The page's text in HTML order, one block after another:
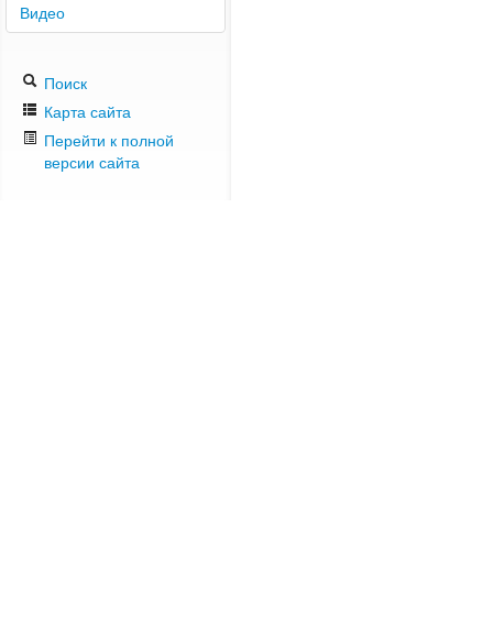
Видео
Поиск
Карта сайта
Перейти к полной
версии сайта